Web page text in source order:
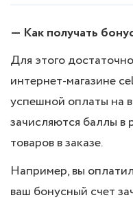
— Как получать
Для этого
интернет-магазине
успешной оплаты на
зачисляются баллы в
товаров в заказе.
Например, вы
ваш бонусный счет